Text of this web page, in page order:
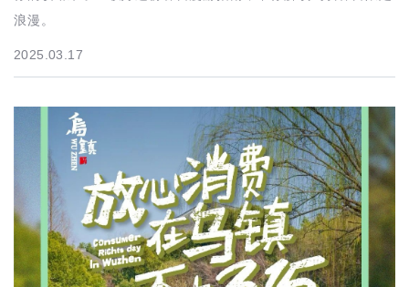
浪漫。
2025.03.17